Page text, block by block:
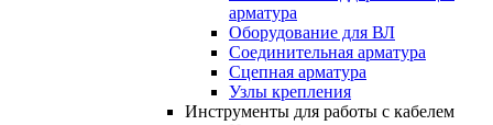
арматура
Оборудование для ВЛ
Соединительная арматура
Сцепная арматура
Узлы крепления
Инструменты для работы с кабелем